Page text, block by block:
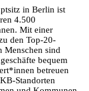
in Berlin ist
4.500
Mit einer
den Top-20-
Menschen sind
bequem
betreuen
Standorten